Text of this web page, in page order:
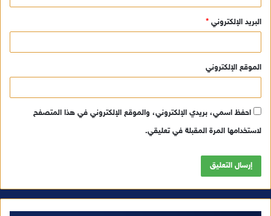
البريد الإلكتروني *
الموقع الإلكتروني
احفظ اسمي، بريدي الإلكتروني، والموقع الإلكتروني في هذا المتصفح
لاستخدامها المرة المقبلة في تعليقي.